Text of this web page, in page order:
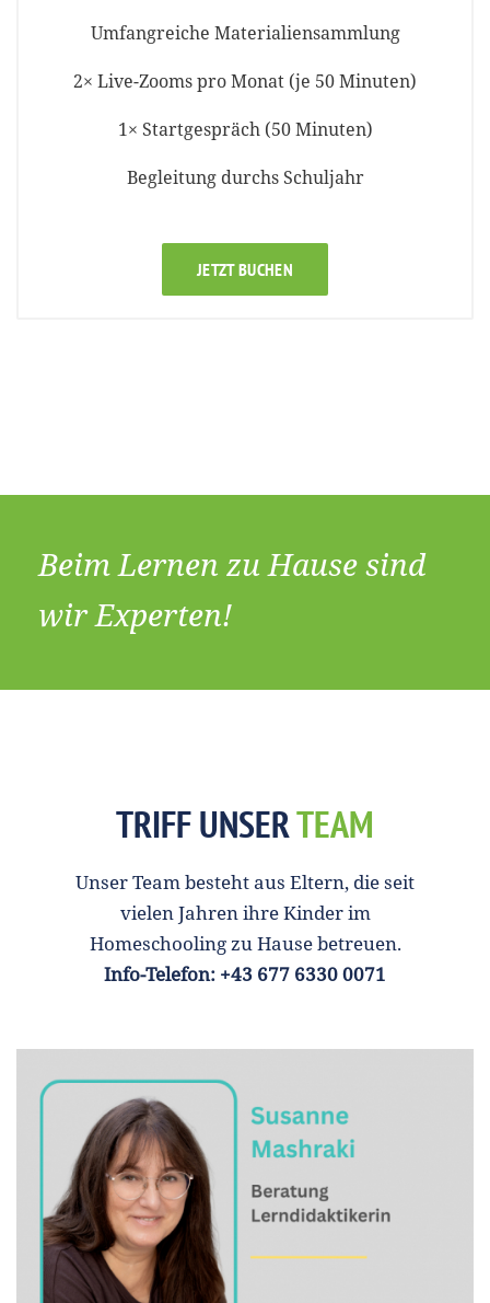
Umfangreiche Materialiensammlung
2× Live-Zooms pro Monat (je 50 Minuten)
1× Startgespräch (50 Minuten)
Begleitung durchs Schuljahr
JETZT BUCHEN
Beim Lernen zu Hause sind
wir Experten!
TRIFF UNSERTEAM
Unser Team besteht aus Eltern, die seit
vielen Jahren ihre Kinder im
Homeschooling zu Hause betreuen.
Info-Telefon: +43 677 6330 0071